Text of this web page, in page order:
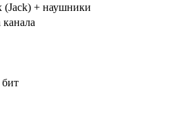
(Jack) + наушники